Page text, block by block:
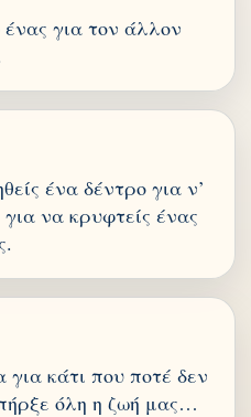
ένας για τον άλλον
ένα δέντρο για ν’
να κρυφτείς ένας
κάτι που ποτέ δεν
όλη η ζωή μας…